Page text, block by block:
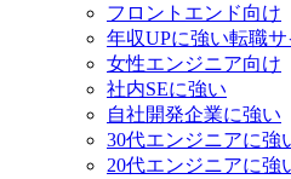
フロントエンド向け
年収UPに強い転職サ
女性エンジニア向け
社内SEに強い
自社開発企業に強い
30代エンジニアに強
20代エンジニアに強